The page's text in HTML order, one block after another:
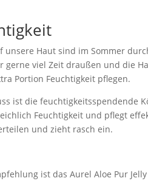
unsere Haut sind im Sommer
gerne viel Zeit draußen und die
Portion Feuchtigkeit pflegen.
ist die feuchtigkeitsspendende
Feuchtigkeit und pflegt
und zieht rasch ein.
ist das Aurel Aloe Pur